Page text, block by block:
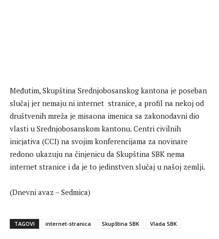
Međutim, Skupština Srednjobosanskog kantona je poseban
slučaj jer nemaju ni internet stranice, a profil na nekoj od
društvenih mreža je misaona imenica sa zakonodavni dio
vlasti u Srednjobosanskom kantonu. Centri civilnih
inicjativa (CCI) na svojim konferencijama za novinare
redono ukazuju na činjenicu da Skupština SBK nema
internet stranice i da je to jedinstven slučaj u našoj zemlji.
(Dnevni avaz – Sedmica)
TAGOVI internet-stranica Skupština SBK Vlada SBK